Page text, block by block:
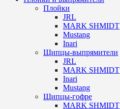
Плойки
JRL
MARK SHMIDT
Mustang
Inari
Щипцы-выпрямители
JRL
MARK SHMIDT
Inari
Mustang
Щипцы-гофре
MARK SHMIDT